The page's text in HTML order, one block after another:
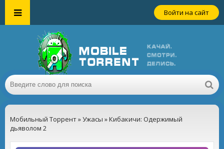
Войти на сайт
Мобильный Торрент»Ужасы » Кибакичи: Одержимый
дьяволом 2